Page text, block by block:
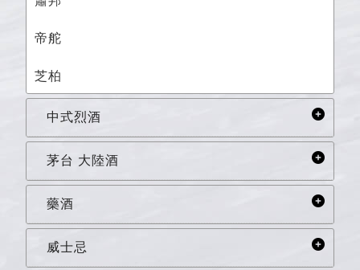
帝舵
芝柏
中式烈酒
茅台 大陸酒
藥酒
威士忌